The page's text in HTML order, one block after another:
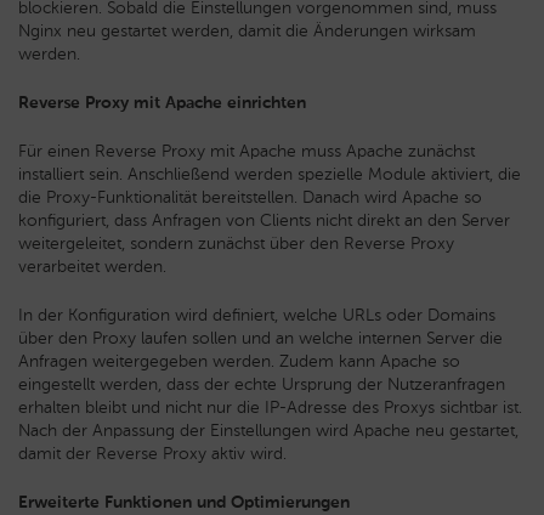
blockieren. Sobald die Einstellungen vorgenommen sind, muss
Nginx neu gestartet werden, damit die Änderungen wirksam
werden.
Reverse Proxy mit Apache einrichten
Für einen Reverse Proxy mit Apache muss Apache zunächst
installiert sein. Anschließend werden spezielle Module aktiviert, die
die Proxy-Funktionalität bereitstellen. Danach wird Apache so
konfiguriert, dass Anfragen von Clients nicht direkt an den Server
weitergeleitet, sondern zunächst über den Reverse Proxy
verarbeitet werden.
In der Konfiguration wird definiert, welche URLs oder Domains
über den Proxy laufen sollen und an welche internen Server die
Anfragen weitergegeben werden. Zudem kann Apache so
eingestellt werden, dass der echte Ursprung der Nutzeranfragen
erhalten bleibt und nicht nur die IP-Adresse des Proxys sichtbar ist.
Nach der Anpassung der Einstellungen wird Apache neu gestartet,
damit der Reverse Proxy aktiv wird.
Erweiterte Funktionen und Optimierungen